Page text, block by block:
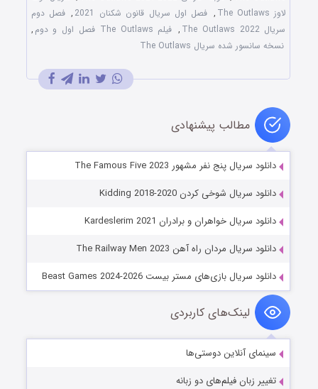
لاوز The Outlaws
, فصل اول سریال قانون شکنان 2021 , فصل دوم
سریال The Outlaws 2022
, فیلم The Outlaws فصل اول و دوم
,
نسخه سانسور شده سریال The Outlaws
مطالب پیشنهادی
دانلود سریال پنج نفر مشهور The Famous Five 2023
دانلود سریال شوخی کردن Kidding 2018-2020
دانلود سریال خواهران و برادران Kardeslerim 2021
دانلود سریال مردان راه آهن The Railway Men 2023
دانلود سریال بازی‌های مستر بیست Beast Games 2024-2026
لینک‌های کاربردی
سینمای آنلاین دوستی‌ها
تغییر زبان فیلم‌های دو زبانه